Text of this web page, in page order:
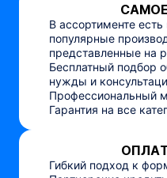
В ассортименте
популярные
представленные на
Бесплатный подбор
нужды и
Профессиональный
Гарантия на все
Гибкий подход к